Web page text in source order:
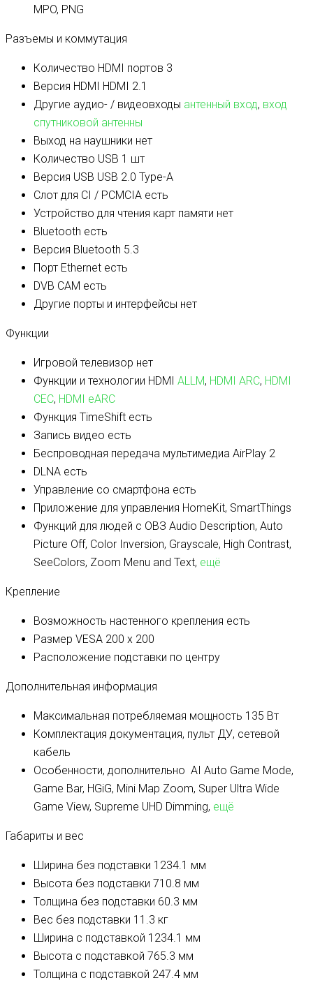
MPO, PNG
Разъемы и коммутация
Количество HDMI портов 3
Версия HDMI
HDMI 2.1
Другие аудио- / видеовходы антенный вход, вход
спутниковой антенны
Выход на наушники нет
Количество USB 1 шт
Версия USB USB 2.0 Type-A
Слот для CI / PCMCIA есть
Устройство для чтения карт памяти нет
Bluetooth есть
Версия Bluetooth 5.3
Порт Ethernet есть
DVB CAM есть
Другие порты и интерфейсы нет
Функции
Игровой телевизор нет
Функции и технологии HDMI ALLM, HDMI ARC, HDMI
CEC, HDMI eARC
Функция TimeShift есть
Запись видео есть
Беспроводная передача мультимедиа AirPlay 2
DLNA есть
Управление со смартфона есть
Приложение для управления HomeKit, SmartThings
Функций для людей с ОВЗ Audio Description, Auto
Picture Off, Color Inversion, Grayscale, High Contrast,
SeeColors, Zoom Menu and Text, ещё
Крепление
Возможность настенного крепления есть
Размер VESA 200 x 200
Расположение подставки по центру
Дополнительная информация
Максимальная потребляемая мощность 135 Вт
Комплектация документация, пульт ДУ, сетевой
кабель
Особенности, дополнительно AI Auto Game Mode,
Game Bar, HGiG, Mini Map Zoom, Super Ultra Wide
Game View, Supreme UHD Dimming, ещё
Габариты и вес
Ширина без подставки 1234.1 мм
Высота без подставки 710.8 мм
Толщина без подставки 60.3 мм
Вес без подставки 11.3 кг
Ширина с подставкой 1234.1 мм
Высота с подставкой 765.3 мм
Толщина с подставкой 247.4 мм